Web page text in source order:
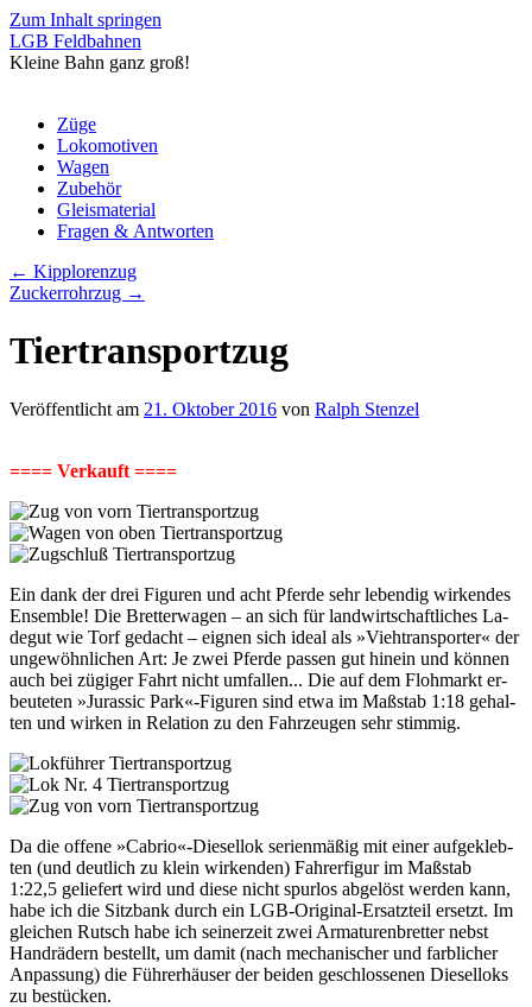
Zum Inhalt springen
LGB Feldbahnen
Kleine Bahn ganz groß!
Zü­ge
Lo­ko­mo­ti­ven
Wa­gen
Zu­be­hör
Gleis­ma­te­ri­al
Fra­gen & Ant­wor­ten
← Kipp­lo­ren­zug
Zucker­rohr­zug →
Tier­trans­port­zug
Veröffentlicht am 21. Oktober 2016 von Ralph Stenzel
==== Ver­kauft ====
Tier­trans­port­zug
Tier­trans­port­zug
Tier­trans­port­zug
Ein dank der drei Fi­gu­ren und acht Pfer­de sehr le­ben­dig wir­ken­des
En­sem­ble! Die Bret­ter­wa­gen – an sich für land­wirt­schaft­li­ches La­
de­gut wie Torf ge­dacht – eig­nen sich ide­al als »Vieh­trans­por­ter« der
un­ge­wöhn­li­chen Art: Je zwei Pfer­de pas­sen gut hin­ein und kön­nen
auch bei zü­gi­ger Fahrt nicht um­fal­len... Die auf dem Floh­markt er­
beu­te­ten »Ju­ras­sic Park«-Figuren sind et­wa im Maß­stab 1:18 ge­hal­
ten und wir­ken in Re­la­ti­on zu den Fahr­zeu­gen sehr stim­mig.
Tier­trans­port­zug
Tier­trans­port­zug
Tier­trans­port­zug
Da die of­fe­ne »Cabrio«-Diesellok se­ri­en­mä­ßig mit ei­ner auf­ge­kleb­
ten (und deut­lich zu klein wir­ken­den) Fah­rer­fi­gur im Maß­stab
1:22,5 ge­lie­fert wird und die­se nicht spur­los ab­ge­löst wer­den kann,
ha­be ich die Sitz­bank durch ein LGB-Ori­gi­nal-Er­satz­teil er­setzt. Im
glei­chen Rutsch ha­be ich sei­ner­zeit zwei Ar­ma­tu­ren­bret­ter nebst
Hand­rä­dern be­stellt, um da­mit (nach me­cha­ni­scher und farb­li­cher
An­pas­sung) die Füh­rer­häu­ser der bei­den ge­schlos­se­nen Die­sel­loks
zu be­stücken.